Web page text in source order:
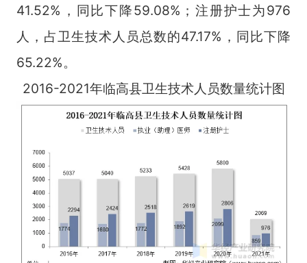
41.52%，同比下降59.08%；注册护士为976
人，占卫生技术人员总数的47.17%，同比下降
65.22%。
2016-2021年临高县卫生技术人员数量统计图